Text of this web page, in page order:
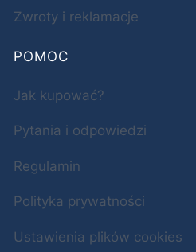
Zwroty i reklamacje
POMOC
Jak kupować?
Pytania i odpowiedzi
Regulamin
Polityka prywatności
Ustawienia plików cookies